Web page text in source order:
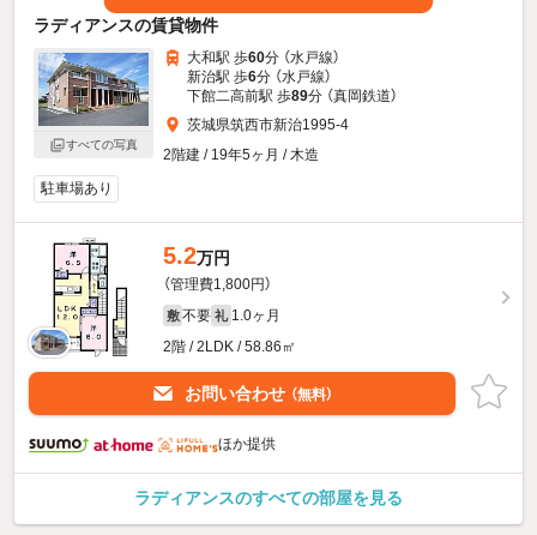
ラディアンスの賃貸物件
すべての写真
大和駅 歩60分 （水戸線）
新治駅 歩6分 （水戸線）
下館二高前駅 歩89分 （真岡鉄道）
茨城県筑西市新治1995-4
2階建 / 19年5ヶ月 / 木造
駐車場あり
5.2万円
（管理費1,800円）
敷 不要 礼 1.0ヶ月
2階 / 2LDK / 58.86㎡
お問い合わせ （無料）
ほか提供
ラディアンスのすべての部屋を見る